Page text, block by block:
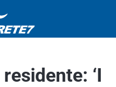
‘I